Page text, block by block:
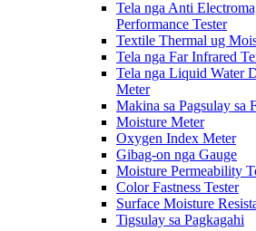
Tela nga Anti
Performance Tester
Textile Thermal ug
Tela nga Far Infrared
Tela nga Liquid Water
Meter
Makina sa Pagsulay sa
Moisture Meter
Oxygen Index Meter
Gibag-on nga Gauge
Moisture Permeability
Color Fastness Tester
Surface Moisture
Tigsulay sa Pagkagahi